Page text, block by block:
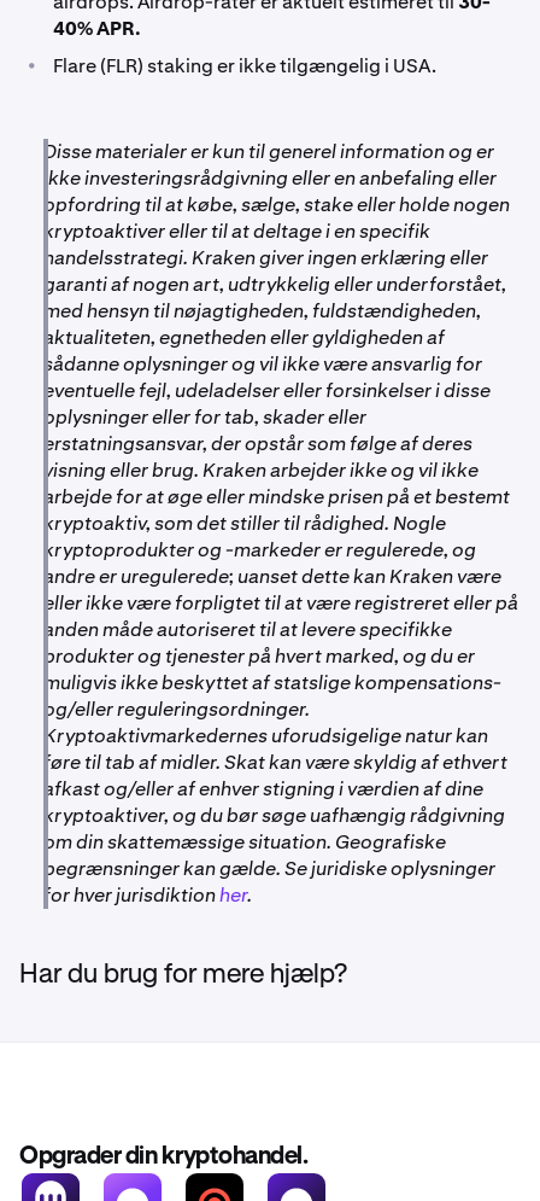
40% APR.
• Flare (FLR) staking er ikke tilgængelig i USA.
Disse materialer er kun til generel information og er
ikke investeringsrådgivning eller en anbefaling eller
opfordring til at købe, sælge, stake eller holde nogen
kryptoaktiver eller til at deltage i en specifik
handelsstrategi. Kraken giver ingen erklæring eller
garanti af nogen art, udtrykkelig eller underforstået,
med hensyn til nøjagtigheden, fuldstændigheden,
aktualiteten, egnetheden eller gyldigheden af
sådanne oplysninger og vil ikke være ansvarlig for
eventuelle fejl, udeladelser eller forsinkelser i disse
oplysninger eller for tab, skader eller
erstatningsansvar, der opstår som følge af deres
visning eller brug. Kraken arbejder ikke og vil ikke
arbejde for at øge eller mindske prisen på et bestemt
kryptoaktiv, som det stiller til rådighed. Nogle
kryptoprodukter og -markeder er regulerede, og
andre er uregulerede; uanset dette kan Kraken være
eller ikke være forpligtet til at være registreret eller på
anden måde autoriseret til at levere specifikke
produkter og tjenester på hvert marked, og du er
muligvis ikke beskyttet af statslige kompensations-
og/eller reguleringsordninger.
Kryptoaktivmarkedernes uforudsigelige natur kan
føre til tab af midler. Skat kan være skyldig af ethvert
afkast og/eller af enhver stigning i værdien af dine
kryptoaktiver, og du bør søge uafhængig rådgivning
om din skattemæssige situation. Geografiske
begrænsninger kan gælde. Se juridiske oplysninger
for hver jurisdiktionher.
Har du brug for mere hjælp?
Opgrader din kryptohandel.